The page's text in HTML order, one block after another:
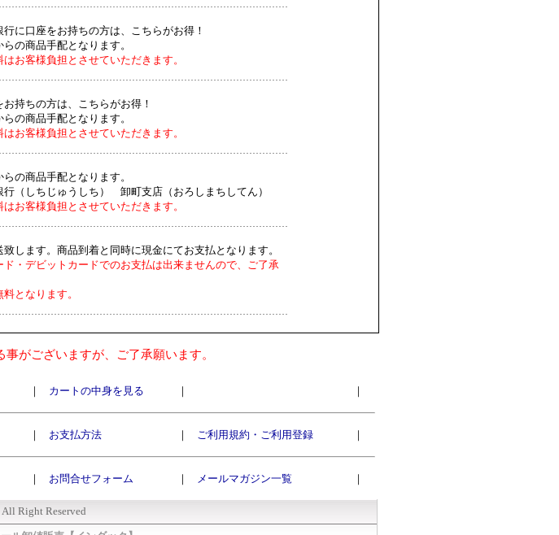
に口座をお持ちの方は、こちらがお得！
の商品手配となります。
お客様負担とさせていただきます。
持ちの方は、こちらがお得！
の商品手配となります。
お客様負担とさせていただきます。
の商品手配となります。
行（しちじゅうしち） 卸町支店（おろしまちしてん）
お客様負担とさせていただきます。
します。商品到着と同時に現金にてお支払となります。
・デビットカードでのお支払は出来ませんので、ご了承
となります。
がございますが、ご了承願います。
｜ カートの中身を見る ｜ ｜
｜ お支払方法 ｜ ご利用規約・ご利用登録 ｜
｜ お問合せフォーム ｜ メールマガジン一覧 ｜
Right Reserved